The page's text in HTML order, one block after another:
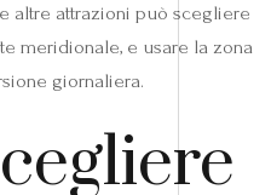
altre attrazioni può scegliere
meridionale, e usare la zona
giornaliera.